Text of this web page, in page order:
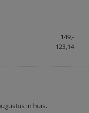
149,-
123,14
in huis.